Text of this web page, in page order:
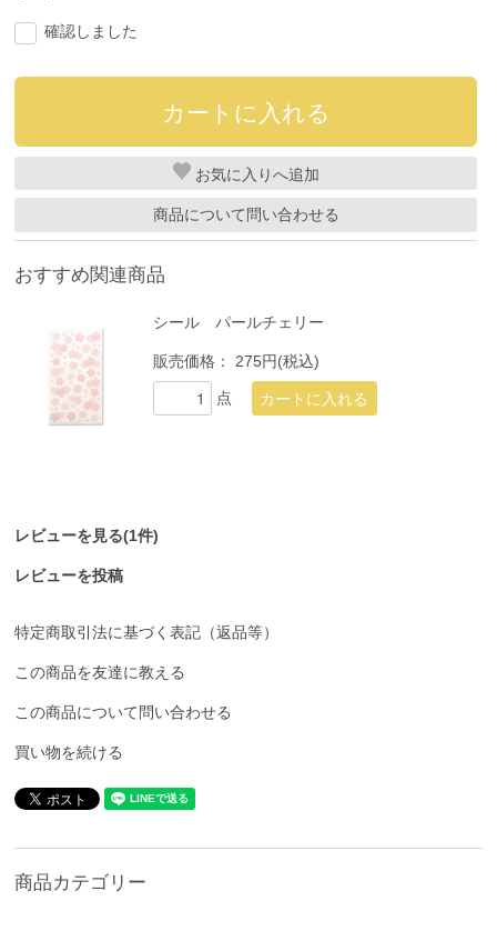
確認しました
お気に入り
商品について問い合わせる
おすすめ関連商品
シール パールチェリー
販売価格： 275円(税込)
点
レビューを見る(1件)
レビューを投稿
特定商取引法に基づく表記（返品等）
この商品を友達に教える
この商品について問い合わせる
買い物を続ける
商品カテゴリー